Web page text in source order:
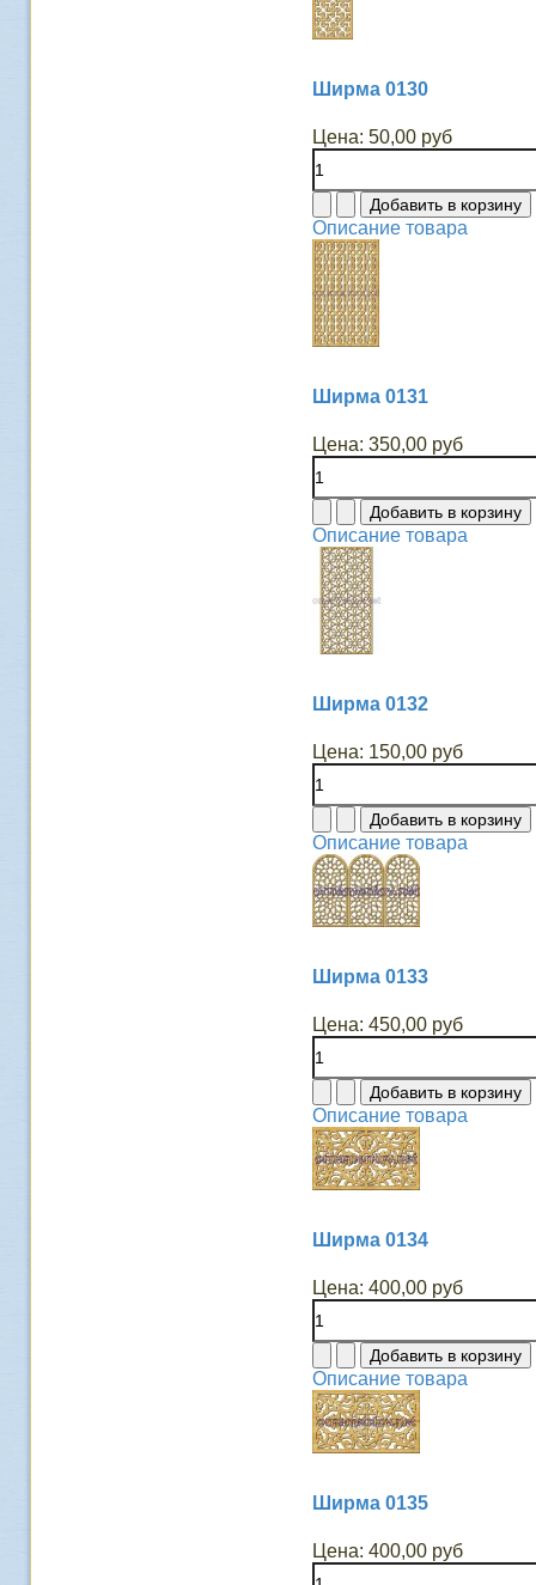
Ширма 0130
Цена: 50,00 руб
Описание товара
Ширма 0131
Цена: 350,00 руб
Описание товара
Ширма 0132
Цена: 150,00 руб
Описание товара
Ширма 0133
Цена: 450,00 руб
Описание товара
Ширма 0134
Цена: 400,00 руб
Описание товара
Ширма 0135
Цена: 400,00 руб